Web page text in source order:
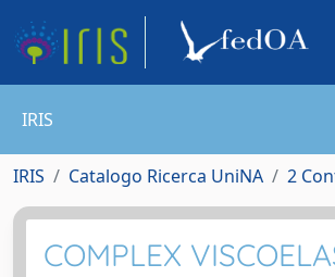
IRIS
IRIS Catalogo Ricerca UniNA 2
COMPLEX